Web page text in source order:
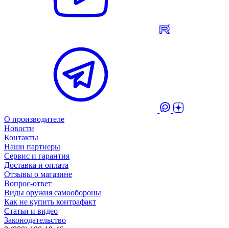
О производителе
Новости
Контакты
Наши партнеры
Сервис и гарантия
Доставка и оплата
Отзывы о магазине
Вопрос-ответ
Виды оружия самообороны
Как не купить контрафакт
Статьи и видео
Законодательство